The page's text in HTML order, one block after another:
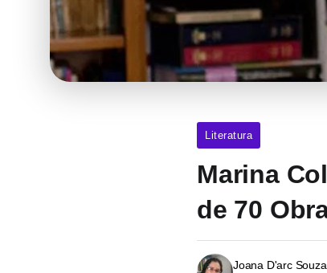
Literatura
Marina
de 70
Joana D'arc Souza